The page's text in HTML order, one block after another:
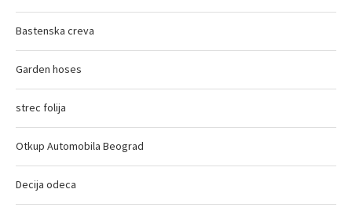
Bastenska creva
Garden hoses
strec folija
Otkup Automobila Beograd
Decija odeca